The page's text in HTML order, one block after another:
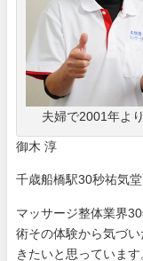
夫婦で2001年よ
御木 淳
千歳船橋駅30秒祐気
マッサージ整体業界
術その体験から気づ
きたいと思っています